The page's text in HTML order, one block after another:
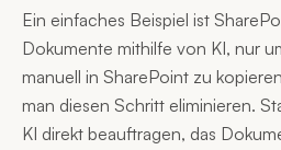
Ein einfaches Beispiel ist
Dokumente mithilfe von KI, nur
manuell in SharePoint zu
man diesen Schritt eliminieren.
KI direkt beauftragen, das